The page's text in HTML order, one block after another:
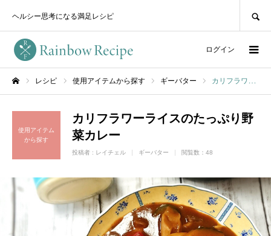
ヘルシー思考になる満足レシピ
ログイン
レシピ 使用アイテムから探す ギーバター カリフラワーライスのたっぷり野菜カレー
使用アイテム
から探す
カリフラワーライスのたっぷり野
菜カレー
投稿者 : レイチェル ギーバター 閲覧数：48